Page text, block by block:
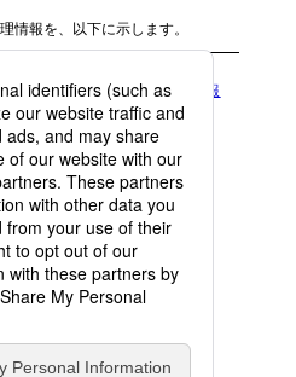
情報を、以下に示します。
イアント側のシステム管理情報
バ側のシステム管理情報